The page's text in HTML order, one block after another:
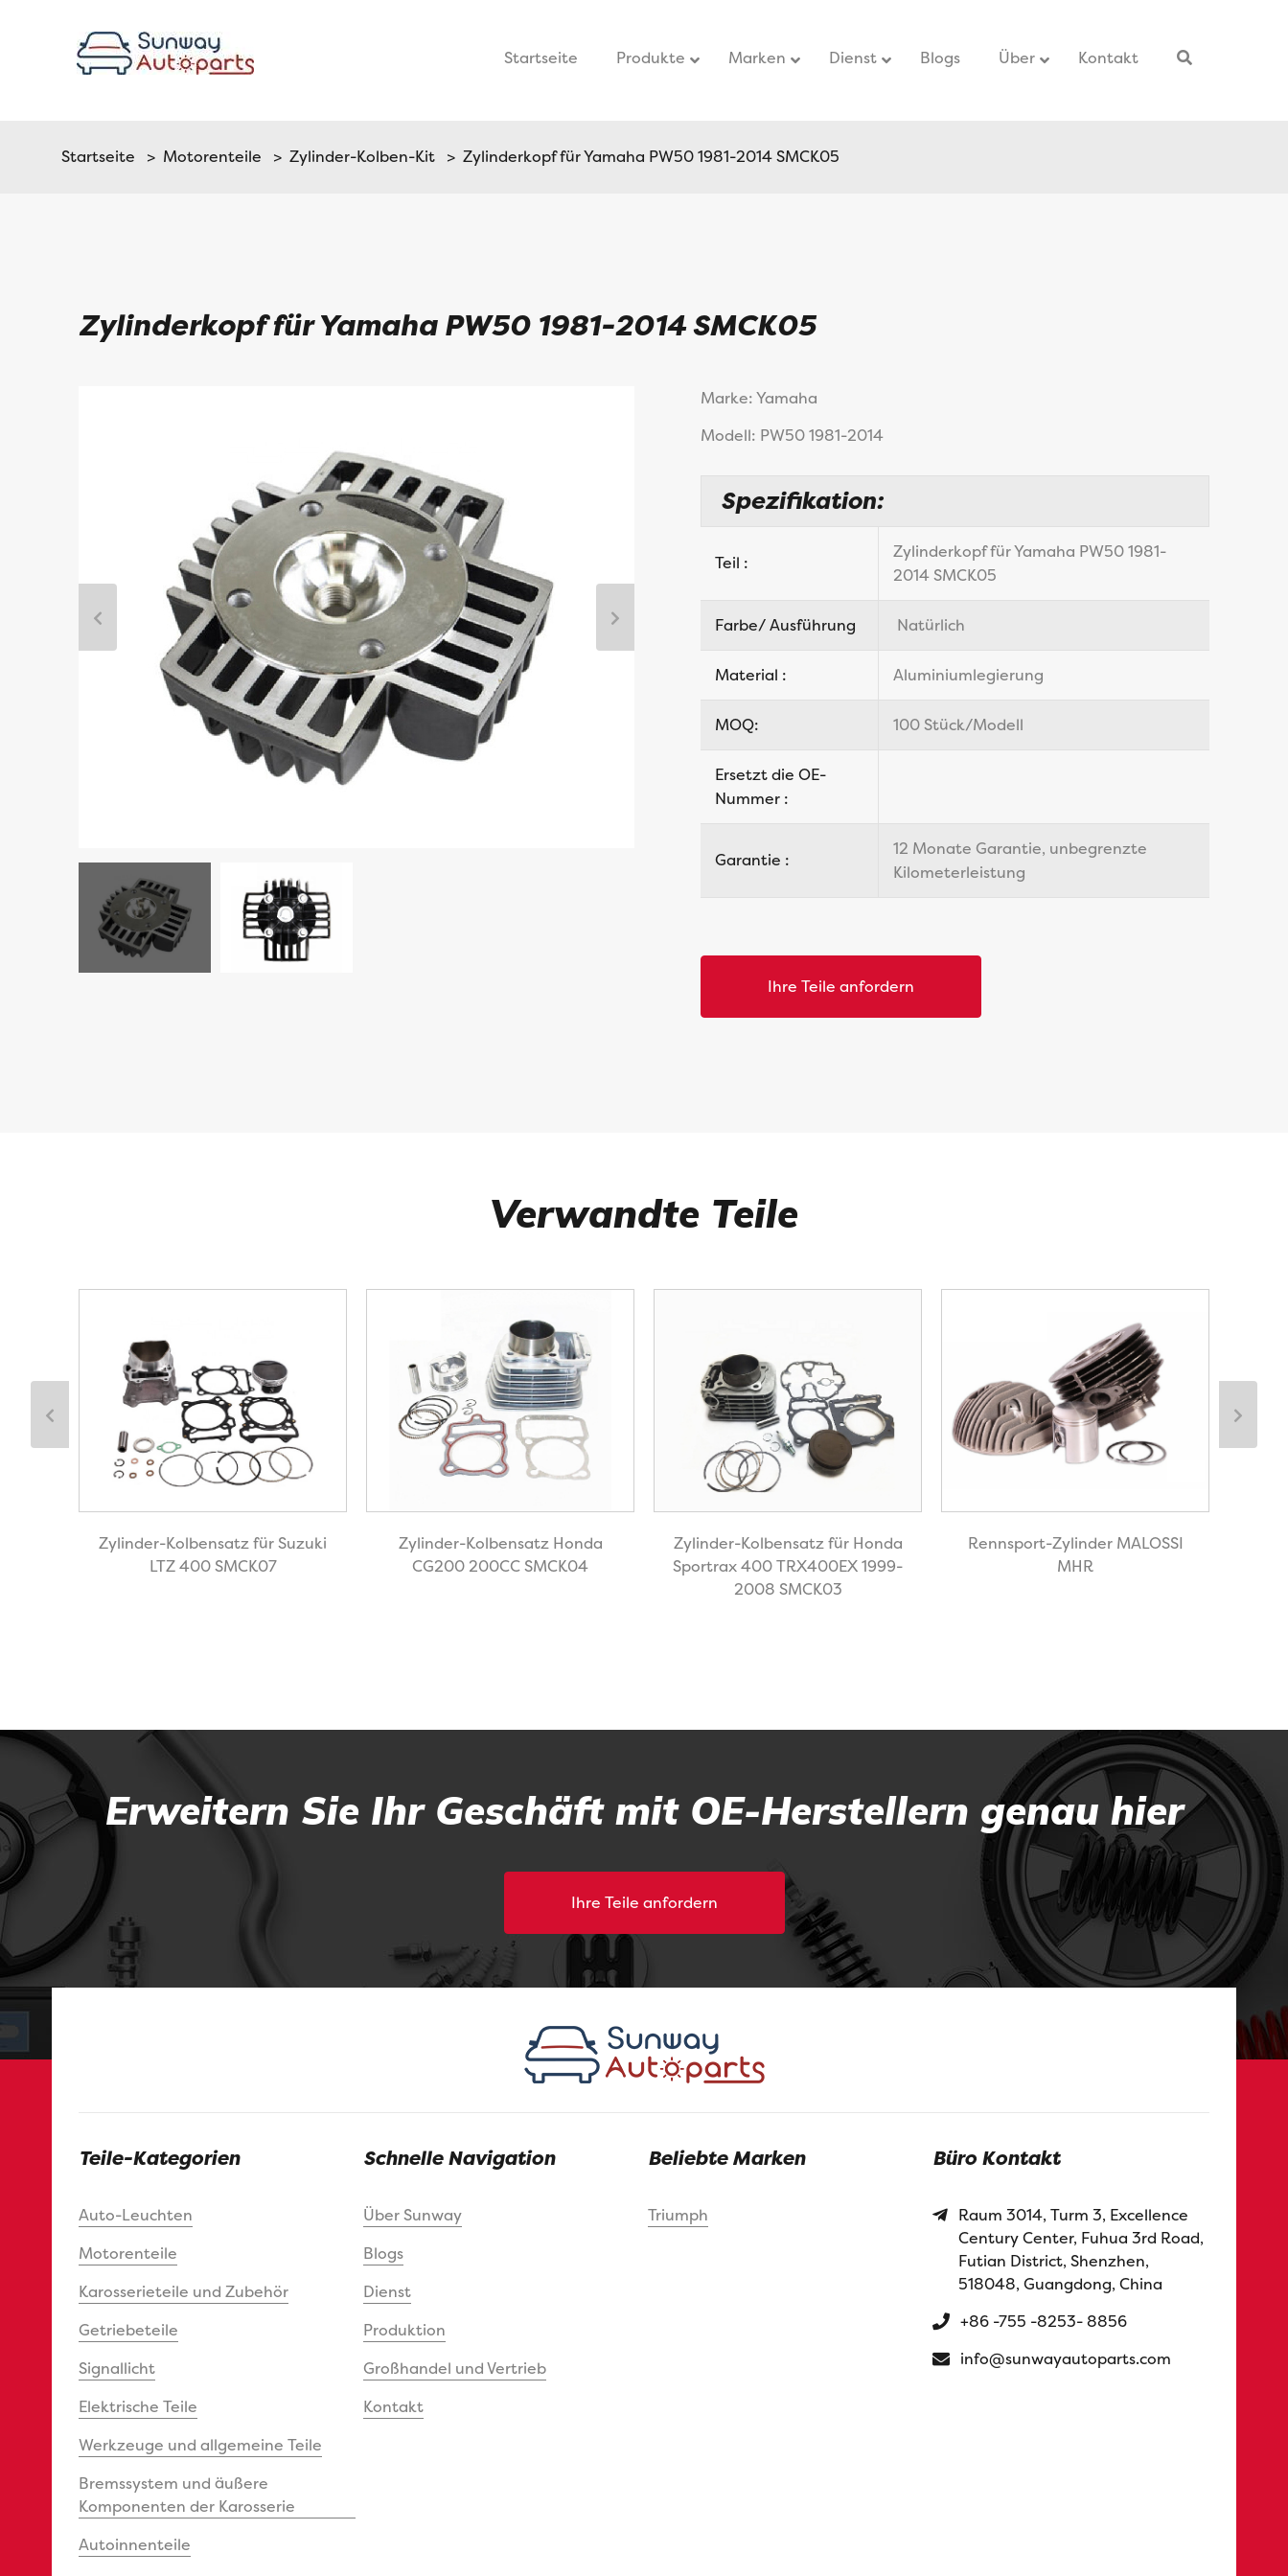
Startseite Produkte Marken Dienst – Blogs Über Kontakt
Startseite >Motorenteile >Zylinder-Kolben-Kit > Zylinderkopf für Yamaha PW50 1981-2014 SMCK05
Zylinderkopf für Yamaha PW50 1981-2014 SMCK05
Marke: Yamaha
Modell: PW50 1981-2014
Spezifikation:
Teil :
Zylinderkopf für Yamaha PW50 1981-
2014 SMCK05
Farbe/ Ausführung Natürlich
Material : Aluminiumlegierung
MOQ: 100 Stück/Modell
Ersetzt die OE-
Nummer :
Garantie :
12 Monate Garantie, unbegrenzte
Kilometerleistung
Ihre Teile anfordern
Verwandte Teile
Zylinder-Kolbensatz für Suzuki
LTZ 400 SMCK07
Zylinder-Kolbensatz Honda
CG200 200CC SMCK04
Zylinder-Kolbensatz für Honda
Sportrax 400 TRX400EX 1999-
2008 SMCK03
Rennsport-Zylinder MALOSSI
MHR
Erweitern Sie Ihr Geschäft mit OE-Herstellern genau hier
Ihre Teile anfordern
Teile-Kategorien
Auto-Leuchten
Motorenteile
Karosserieteile und Zubehör
Getriebeteile
Signallicht
Elektrische Teile
Werkzeuge und allgemeine Teile
Bremssystem und äußere
Komponenten der Karosserie
Autoinnenteile
Schnelle Navigation
Über Sunway
Blogs
Dienst
Produktion
Großhandel und Vertrieb
Kontakt
Beliebte Marken
Triumph
Büro Kontakt
Raum 3014, Turm 3, Excellence
Century Center, Fuhua 3rd Road,
Futian District, Shenzhen,
518048, Guangdong, China
+86 -755 -8253- 8856
info@sunwayautoparts.com